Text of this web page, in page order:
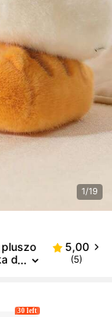
1/19
d
5,00
(5)
30 left